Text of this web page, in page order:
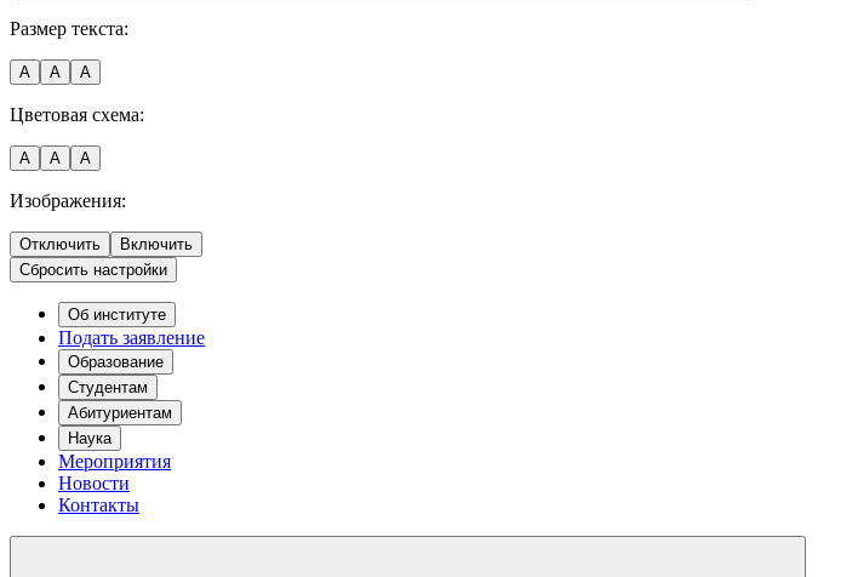
Размер текста:
A A A
Цветовая схема:
A A A
Изображения:
Отключить
Включить
Сбросить настройки
Об институте
Подать заявление
Образование
Студентам
Абитуриентам
Наука
Мероприятия
Новости
Контакты